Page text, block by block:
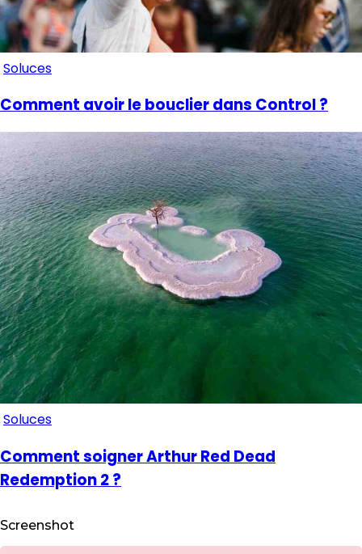
Soluces
Comment avoir le bouclier dans Control ?
Soluces
Comment soigner Arthur Red Dead
Redemption 2 ?
Screenshot